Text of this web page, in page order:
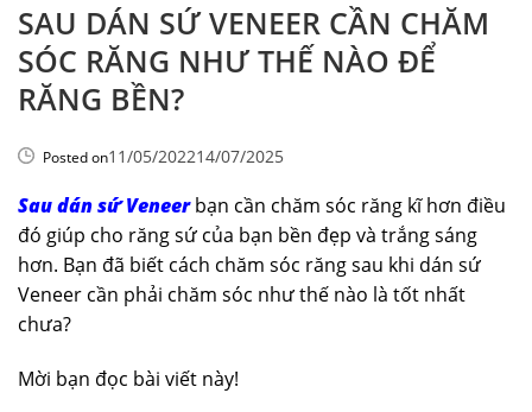
SAU DÁN SỨ VENEER CẦN CHĂM
SÓC RĂNG NHƯ THẾ NÀO ĐỂ
RĂNG BỀN?
Posted on11/05/202214/07/2025
Sau dán sứ Veneer bạn cần chăm sóc răng kĩ hơn điều
đó giúp cho răng sứ của bạn bền đẹp và trắng sáng
hơn. Bạn đã biết cách chăm sóc răng sau khi dán sứ
Veneer cần phải chăm sóc như thế nào là tốt nhất
chưa?
Mời bạn đọc bài viết này!